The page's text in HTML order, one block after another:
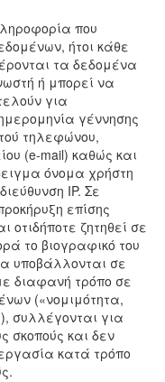
που
ήτοι κάθε
τα δεδομένα
ή μπορεί να
για
γέννησης
τηλεφώνου,
(e-mail) καθώς και
όνομα χρήστη
IP. Σε
επίσης
ζητηθεί σε
το βιογραφικό του
υποβάλλονται σε
διαφανή τρόπο σε
(«νομιμότητα,
συλλέγονται για
σκοπούς και δεν
κατά τρόπο